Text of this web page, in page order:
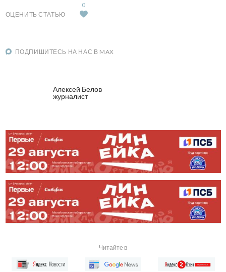
ОЦЕНИТЬ СТАТЬЮ
0
ПОДПИШИТЕСЬ НА НАС В MAX
Алексей Белов
журналист
Читайте в